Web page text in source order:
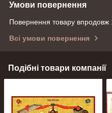
Умови повернення
Повернення товару впродовж
Всі умови повернення
Подібні товари компанії